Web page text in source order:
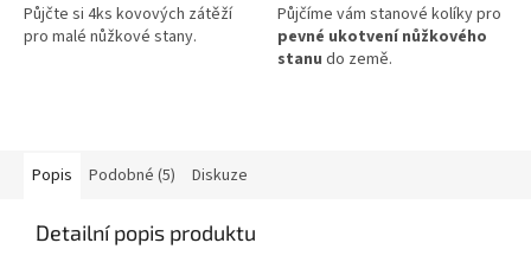
Půjčte si 4ks kovových zátěží
pro malé nůžkové stany.
Půjčíme vám stanové kolíky pro
pevné ukotvení nůžkového
stanu do země.
Popis Podobné (5) Diskuze
Detailní popis produktu